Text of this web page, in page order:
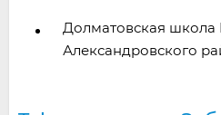
Долматовская школа
Александровского